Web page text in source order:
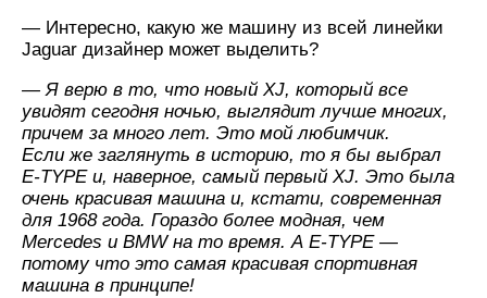
— Интересно, какую же машину из всей линейки
Jaguar дизайнер может выделить?
— Я верю в то, что новый XJ, который все
увидят сегодня ночью, выглядит лучше многих,
причем за много лет. Это мой любимчик.
Если же заглянуть в историю, то я бы выбрал
Е-TYPEи, наверное, самый первый XJ. Это была
очень красивая машина и, кстати, современная
для 1968 года. Гораздо более модная, чем
Mercedes и BMW на то время.А E-TYPE —
потому что это самая красивая спортивная
машина в принципе!